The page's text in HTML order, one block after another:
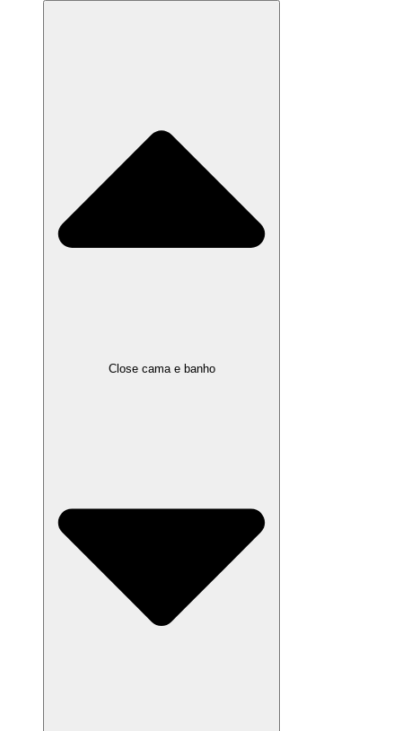
Close cama e banho